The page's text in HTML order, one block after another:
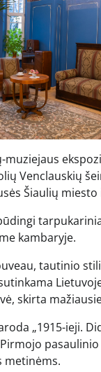
muziejaus
Venclauskių
Šiaulių
kambaryje.
tautinio
skirta
„1915-ieji.
metinėms.